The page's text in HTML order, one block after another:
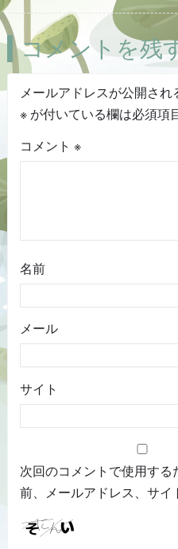
コメントを残
メールアドレスが公開され
※が付いている欄は必須項
コメント ※
名前
メール
サイト
次回のコメントで使用す
前、メールアドレス、サイ